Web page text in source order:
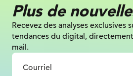
Plus de
Recevez des analyses exclusives
tendances du digital,
mail.